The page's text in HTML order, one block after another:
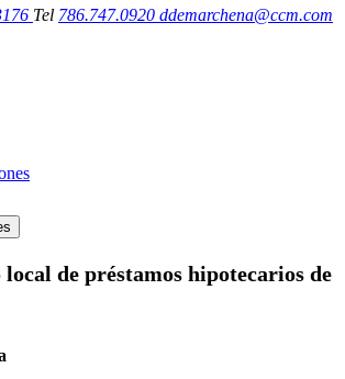
Tel 786.747.0920 ddemarchena@ccm.com
de préstamos hipotecarios de